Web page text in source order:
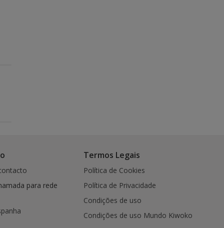
para rede
Termos Legais
Política de Cookies
Política de Privacidade
Condições de uso
Condições de uso Mundo Kiwoko